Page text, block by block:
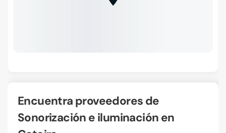
Encuentra proveedores de
Sonorización e iluminación en